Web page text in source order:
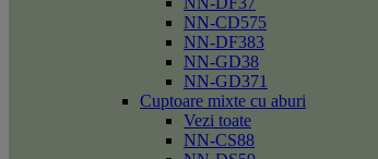
NN-CD575
NN-DF383
NN-GD38
NN-GD371
Cuptoare mixte cu aburi
Vezi toate
NN-CS88